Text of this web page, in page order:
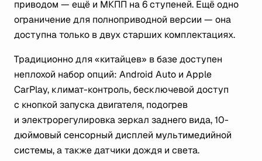
приводом — ещё и МКПП на 6 ступеней. Ещё одно
ограничение для полноприводной версии — она
доступна только в двух старших комплектациях.
Традиционно для «китайцев» в базе доступен
неплохой набор опций: Android Auto и Apple
CarPlay, климат-контроль, бесключевой доступ
с кнопкой запуска двигателя, подогрев
и электрорегулировка зеркал заднего вида, 10-
дюймовый сенсорный дисплей мультимедийной
системы, а также датчики дождя и света.